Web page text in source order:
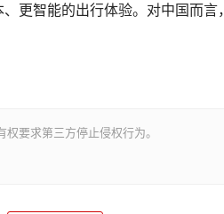
智能的出行体验。对中国而言
要求第三方停止侵权行为。